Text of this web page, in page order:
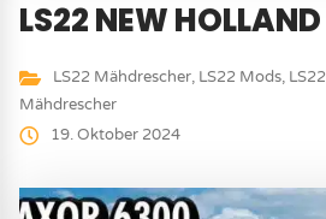
LS22 NEW
LS22 Mähdrescher, LS22 Mods,
Mähdrescher
19. Oktober 2024